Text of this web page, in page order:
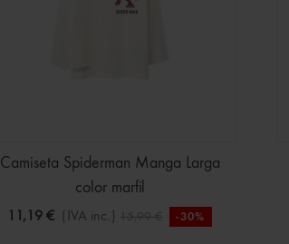
Camiseta Spiderman Manga Larga
color marfil
11,19 € (IVA inc.) 15,99 € -30%